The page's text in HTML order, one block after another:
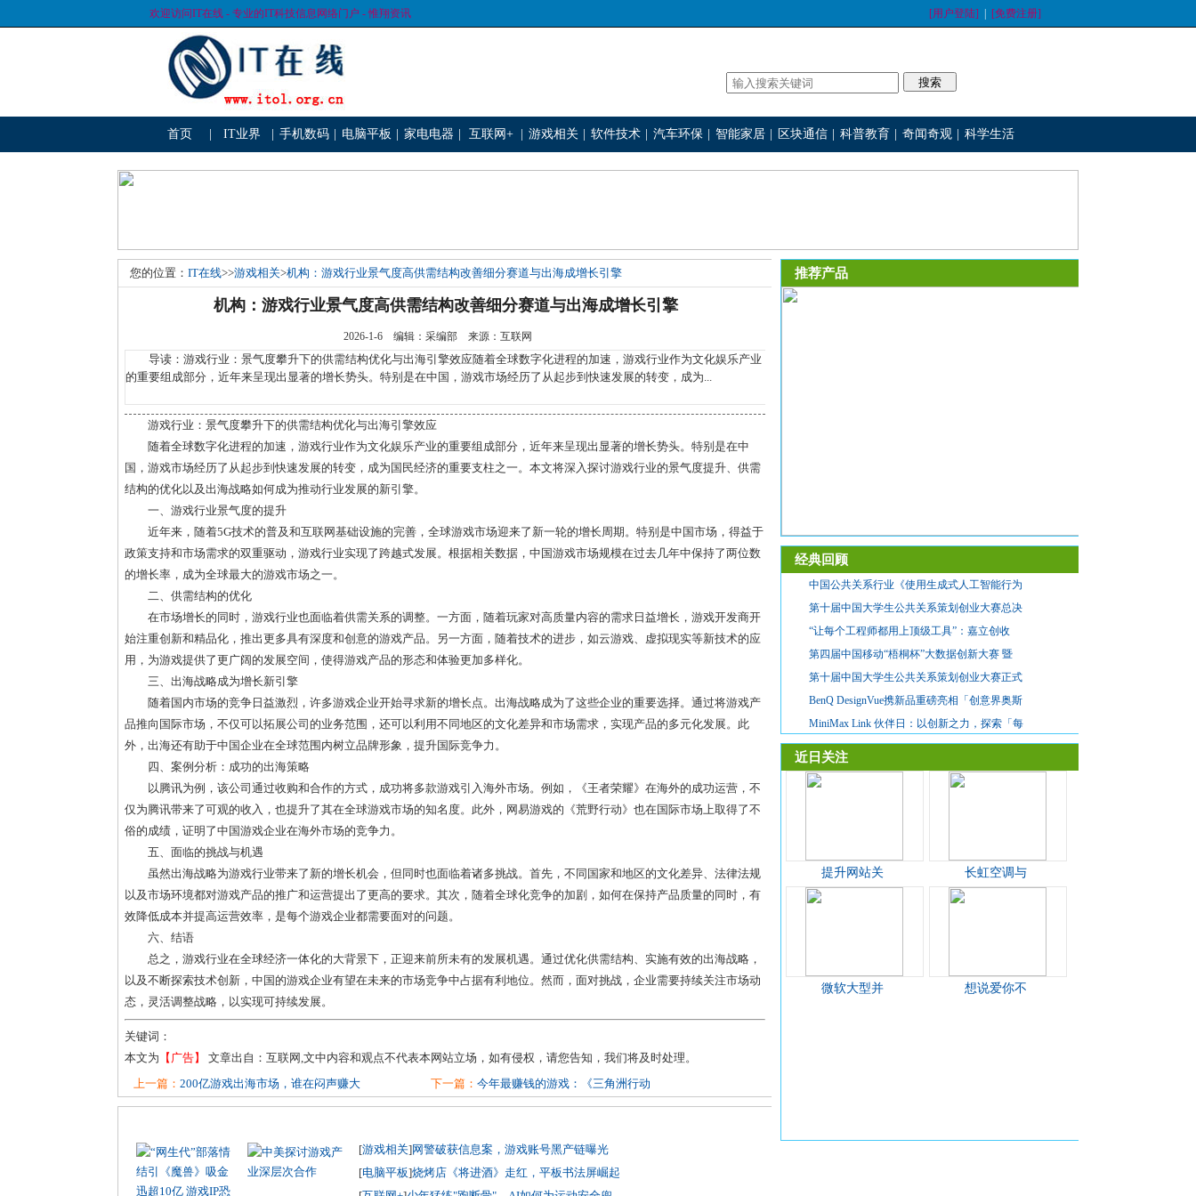
欢迎访问IT在线 - 专业的IT科技信息网络门户 - 惟翔资讯 [用户登陆] [免费注册]
首页 IT业界 手机数码 电脑平板 家电电器 互联网+ 游戏相关 软件技术 汽车环保 智能家居 区块通信 科普教育 奇闻奇观 科学生活
您的位置： IT在线>>游戏相关>机构：游戏行业景气度高供需结构改善细分赛道与出海成增长引擎
机构：游戏行业景气度高供需结构改善细分赛道与出海成增长引擎
2026-1-6 编辑：采编部 来源：互联网
导读：游戏行业：景气度攀升下的供需结构优化与出海引擎效应随着全球数字化进程的加速，游戏行业作为文化娱乐产业
的重要组成部分，近年来呈现出显著的增长势头。特别是在中国，游戏市场经历了从起步到快速发展的转变，成为...
游戏行业：景气度攀升下的供需结构优化与出海引擎效应
随着全球数字化进程的加速，游戏行业作为文化娱乐产业的重要组成部分，近年来呈现出显著的增长势头。特别是在中
国，游戏市场经历了从起步到快速发展的转变，成为国民经济的重要支柱之一。本文将深入探讨游戏行业的景气度提升、供需
结构的优化以及出海战略如何成为推动行业发展的新引擎。
一、游戏行业景气度的提升
近年来，随着5G技术的普及和互联网基础设施的完善，全球游戏市场迎来了新一轮的增长周期。特别是中国市场，得益于
政策支持和市场需求的双重驱动，游戏行业实现了跨越式发展。根据相关数据，中国游戏市场规模在过去几年中保持了两位数
的增长率，成为全球最大的游戏市场之一。
二、供需结构的优化
在市场增长的同时，游戏行业也面临着供需关系的调整。一方面，随着玩家对高质量内容的需求日益增长，游戏开发商开
始注重创新和精品化，推出更多具有深度和创意的游戏产品。另一方面，随着技术的进步，如云游戏、虚拟现实等新技术的应
用，为游戏提供了更广阔的发展空间，使得游戏产品的形态和体验更加多样化。
三、出海战略成为增长新引擎
随着国内市场的竞争日益激烈，许多游戏企业开始寻求新的增长点。出海战略成为了这些企业的重要选择。通过将游戏产
品推向国际市场，不仅可以拓展公司的业务范围，还可以利用不同地区的文化差异和市场需求，实现产品的多元化发展。此
外，出海还有助于中国企业在全球范围内树立品牌形象，提升国际竞争力。
四、案例分析：成功的出海策略
以腾讯为例，该公司通过收购和合作的方式，成功将多款游戏引入海外市场。例如，《王者荣耀》在海外的成功运营，不
仅为腾讯带来了可观的收入，也提升了其在全球游戏市场的知名度。此外，网易游戏的《荒野行动》也在国际市场上取得了不
俗的成绩，证明了中国游戏企业在海外市场的竞争力。
五、面临的挑战与机遇
虽然出海战略为游戏行业带来了新的增长机会，但同时也面临着诸多挑战。首先，不同国家和地区的文化差异、法律法规
以及市场环境都对游戏产品的推广和运营提出了更高的要求。其次，随着全球化竞争的加剧，如何在保持产品质量的同时，有
效降低成本并提高运营效率，是每个游戏企业都需要面对的问题。
六、结语
总之，游戏行业在全球经济一体化的大背景下，正迎来前所未有的发展机遇。通过优化供需结构、实施有效的出海战略，
以及不断探索技术创新，中国的游戏企业有望在未来的市场竞争中占据有利地位。然而，面对挑战，企业需要持续关注市场动
态，灵活调整战略，以实现可持续发展。
关键词：
本文为 【广告】
文章出自：互联网,文中内容和观点不代表本网站立场，如有侵权，请您告知，我们将及时处理。
上一篇： 200亿游戏出海市场，谁在闷声赚大 下一篇： 今年最赚钱的游戏：《三角洲行动
[游戏相关]网警破获信息案，游戏账号黑产链曝光
[电脑平板]烧烤店《将进酒》走红，平板书法屏崛起
推荐产品
经典回顾
中国公共关系行业《使用生成式人工智能行为
第十届中国大学生公共关系策划创业大赛总决
“让每个工程师都用上顶级工具”：嘉立创收
第四届中国移动“梧桐杯”大数据创新大赛 暨
第十届中国大学生公共关系策划创业大赛正式
BenQ DesignVue携新品重磅亮相「创意界奥斯
MiniMax Link 伙伴日：以创新之力，探索「每
近日关注
提升网站关 长虹空调与
微软大型并 想说爱你不